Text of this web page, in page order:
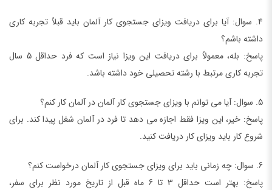
4. سوال: آیا برای دریافت ویزای جستجوی کار آلمان باید قبلاً تجربه کاری
داشته باشم؟
پاسخ: بله، معمولاً برای دریافت این ویزا نیاز است که فرد حداقل 5 سال
تجربه کاری مرتبط با رشته تحصیلی خود داشته باشد.
5. سوال: آیا می توانم با ویزای جستجوی کار آلمان در آلمان کار کنم؟
پاسخ: خیر، این ویزا فقط اجازه می دهد تا فرد در آلمان شغل پیدا کند. برای
شروع کار باید ویزای کار دریافت کنید.
6. سوال: چه زمانی باید برای ویزای جستجوی کار آلمان درخواست کنم؟
پاسخ: بهتر است حداقل 3 تا 6 ماه قبل از تاریخ مورد نظر برای سفر،